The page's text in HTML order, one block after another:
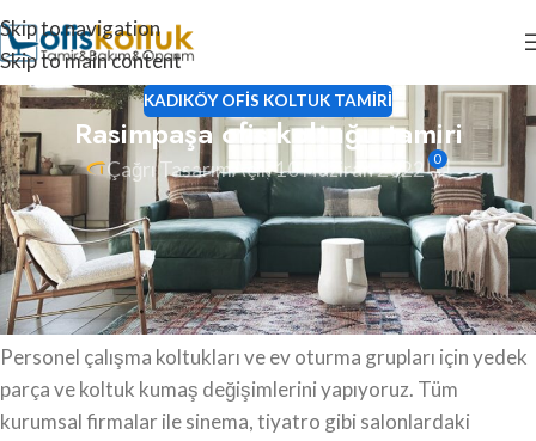
Skip to navigation
Skip to main content
KADIKÖY OFIS KOLTUK TAMIRI
Rasimpaşa ofis koltuğu tamiri
Çağrı TasarımAçık 10 Haziran 2022 0
Rasimpaşa ofis koltuğu tamiri, oturma grubu tamiri, ofis
koltuk döşeme, ofis koltuk kaplama ve koltuk amortisörü
değişimlerini güvenilir ve uzman ekiplerimize
yaptırabilirsiniz.
Personel çalışma koltukları ve ev oturma grupları için yedek
parça ve koltuk kumaş değişimlerini yapıyoruz. Tüm
kurumsal firmalar ile sinema, tiyatro gibi salonlardaki